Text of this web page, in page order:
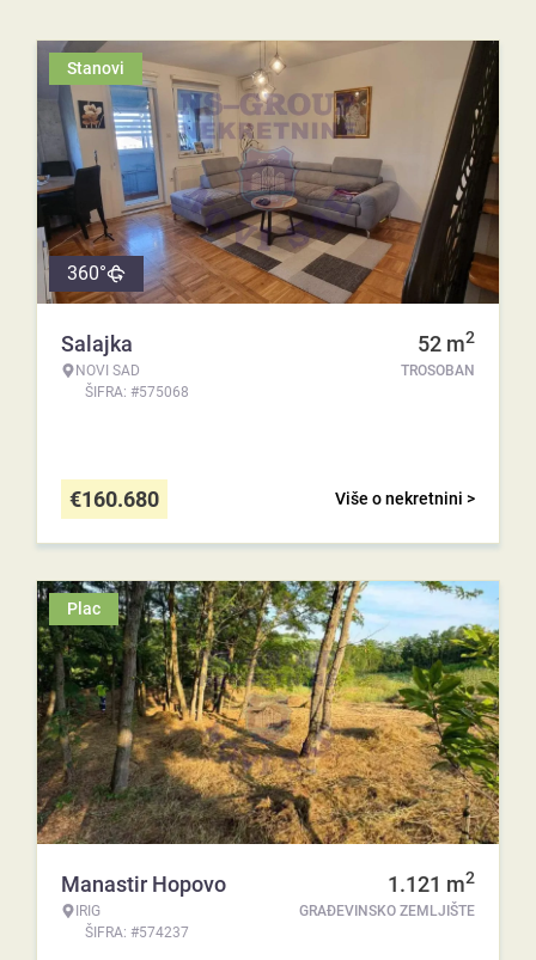
Stanovi
360°
Salajka
NOVI SAD
ŠIFRA: #575068
52 m2
TROSOBAN
Više o nekretnini >
€160.680
Plac
Manastir Hopovo
IRIG
ŠIFRA: #574237
1.121 m2
GRAĐEVINSKO ZEMLJIŠTE